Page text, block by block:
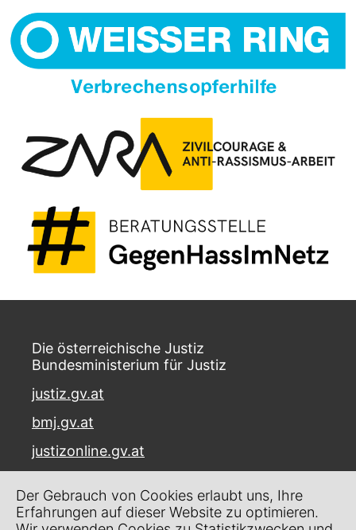
Die österreichische Justiz
Bundesministerium für Justiz
justiz.gv.at
bmj.gv.at
justizonline.gv.at
Museumstraße 7
1070 Wien
Der Gebrauch von Cookies erlaubt uns, Ihre
Erfahrungen auf dieser Website zu optimieren.